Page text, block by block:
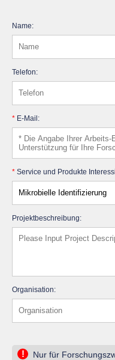
Name:
Telefon:
* E-Mail:
* Service und Produkte
Projektbeschreibung:
Organisation:
!
Nur für